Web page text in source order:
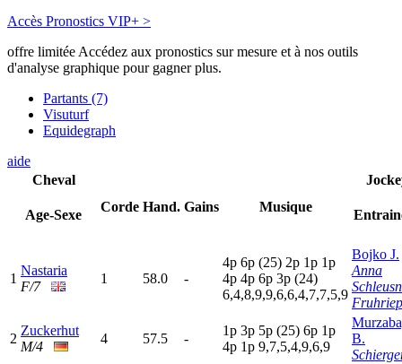
Accès Pronostics VIP+ >
offre limitée Accédez aux pronostics sur mesure et à nos outils
d'analyse graphique pour gagner plus.
Partants (7)
Visuturf
Equidegraph
aide
Cheval
Age-Sexe
Corde Hand. Gains Musique
1
Nastaria
F/7
1 58.0 -
4p 6p (25) 2p 1p 1p
4p 4p 6p 3p (24)
6,4,8,9,9,6,6,4,7,7,5,9
Bojko J.
Anna
Fruhriep
2
Zuckerhut
M/4
4 57.5 -
1p 3p 5p (25) 6p 1p
4p 1p 9,7,5,4,9,6,9
B.